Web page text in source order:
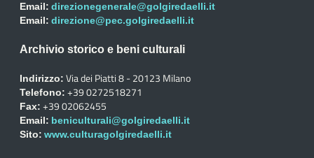
Email: direzionegenerale@golgiredaelli.it
Email: direzione@pec.golgiredaelli.it
Archivio storico e beni culturali
Indirizzo: Via dei Piatti 8 - 20123 Milano
Telefono: +39 0272518271
Fax: +39 02062455
Email: beniculturali@golgiredaelli.it
Sito: www.culturagolgiredaelli.it